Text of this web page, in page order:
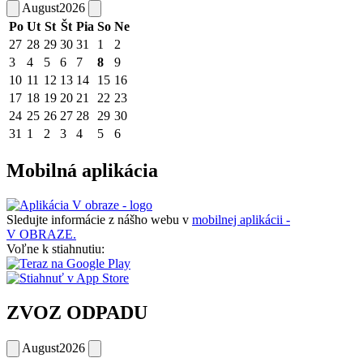
August2026
Po Ut St Št Pia So Ne
27 28 29 30 31 1
2
3
4 5 6 7 8
9
10 11 12 13 14 15 16
17 18 19 20 21 22 23
24 25 26 27 28 29 30
31 1 2 3 4 5 6
Mobilná aplikácia
Sledujte informácie z nášho webu v mobilnej aplikácii -
V OBRAZE.
Voľne k stiahnutiu:
ZVOZ ODPADU
August2026